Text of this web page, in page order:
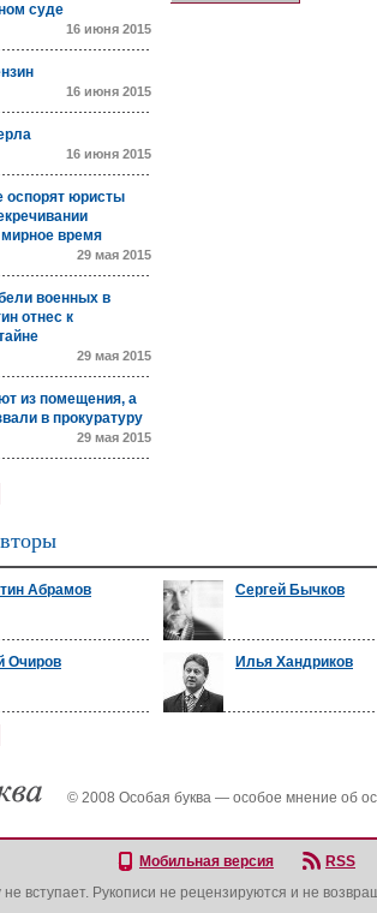
суде
16 июня 2015
16 июня 2015
16 июня 2015
оспорят юристы
время
29 мая 2015
военных в
отнес к
29 мая 2015
из помещения, а
в прокуратуру
29 мая 2015
Абрамов Сергей Бычков
Очиров Илья Хандриков
© 2008 Особая буква — особое мнение об
Мобильная версия
RSS
не вступает. Рукописи не рецензируются и не